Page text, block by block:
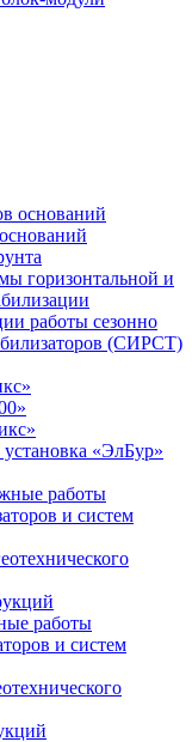
горизонтальной и
работы сезонно
(СИРСТ)
установка «ЭлБур»
работы
и систем
работы
и систем